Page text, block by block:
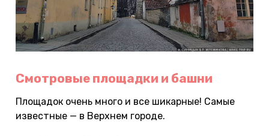
Смотровые площадки и башни
Площадок очень много и все шикарные! Самые
известные — в Верхнем городе.